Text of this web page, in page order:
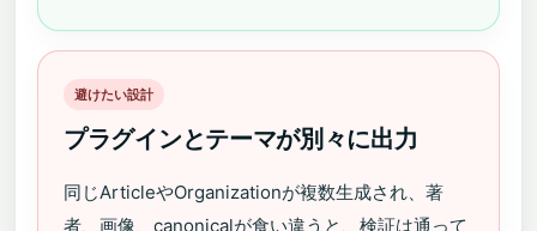
避けたい設計
プラグインとテーマが別々に出力
同じArticleやOrganizationが複数生成され、著
者、画像、canonicalが食い違うと、検証は通って